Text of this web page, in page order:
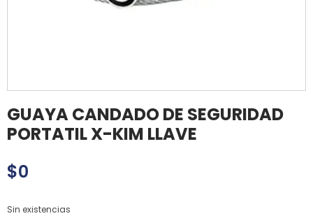
GUAYA CANDADO DE SEGURIDAD
PORTATIL X-KIM LLAVE
$0
Sin existencias